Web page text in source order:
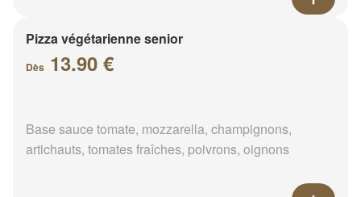
Pizza végétarienne senior
Dès 13.90 €
Base sauce tomate, mozzarella, champignons,
artichauts, tomates fraîches, poivrons, oignons